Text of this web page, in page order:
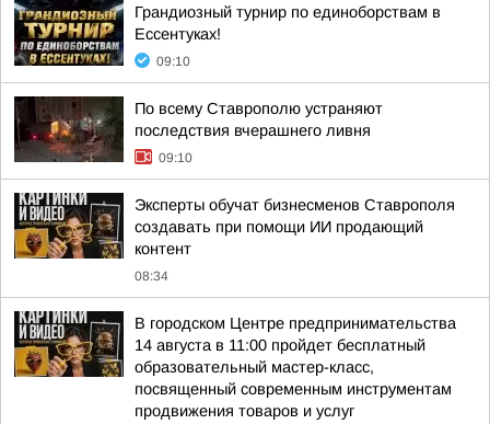
Грандиозный турнир по единоборствам в
Ессентуках!
09:10
По всему Ставрополю устраняют
последствия вчерашнего ливня
09:10
Эксперты обучат бизнесменов Ставрополя
создавать при помощи ИИ продающий
контент
08:34
В городском Центре предпринимательства
14 августа в 11:00 пройдет бесплатный
образовательный мастер-класс,
посвященный современным инструментам
продвижения товаров и услуг